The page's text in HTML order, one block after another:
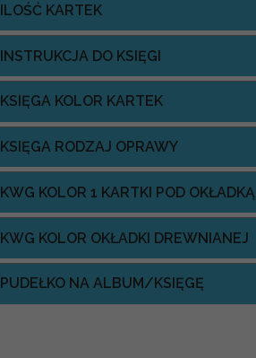
ILOŚĆ KARTEK
INSTRUKCJA DO KSIĘGI
KSIĘGA KOLOR KARTEK
KSIĘGA RODZAJ OPRAWY
KWG KOLOR 1 KARTKI POD OKŁADKĄ
KWG KOLOR OKŁADKI DREWNIANEJ
PUDEŁKO NA ALBUM/KSIĘGĘ